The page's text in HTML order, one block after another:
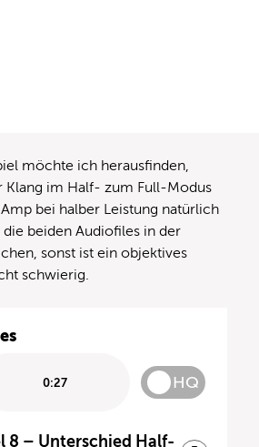
möchte ich herausfinden,
Klang im Half- zum Full-Modus
bei halber Leistung natürlich
die beiden Audiofiles in der
sonst ist ein objektives
schwierig.
0:27 HQ
8 – Unterschied Half-